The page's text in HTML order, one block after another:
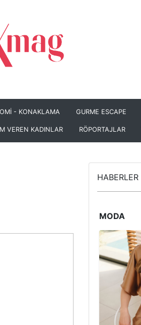
- KONAKLAMA GURME ESCAPE
VEREN KADINLAR RÖPORTAJLAR
HABERLER
MODA